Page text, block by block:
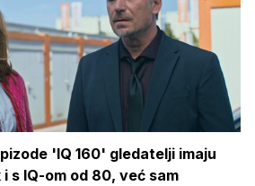
'IQ 160' gledatelji imaju
s IQ-om od 80, već sam